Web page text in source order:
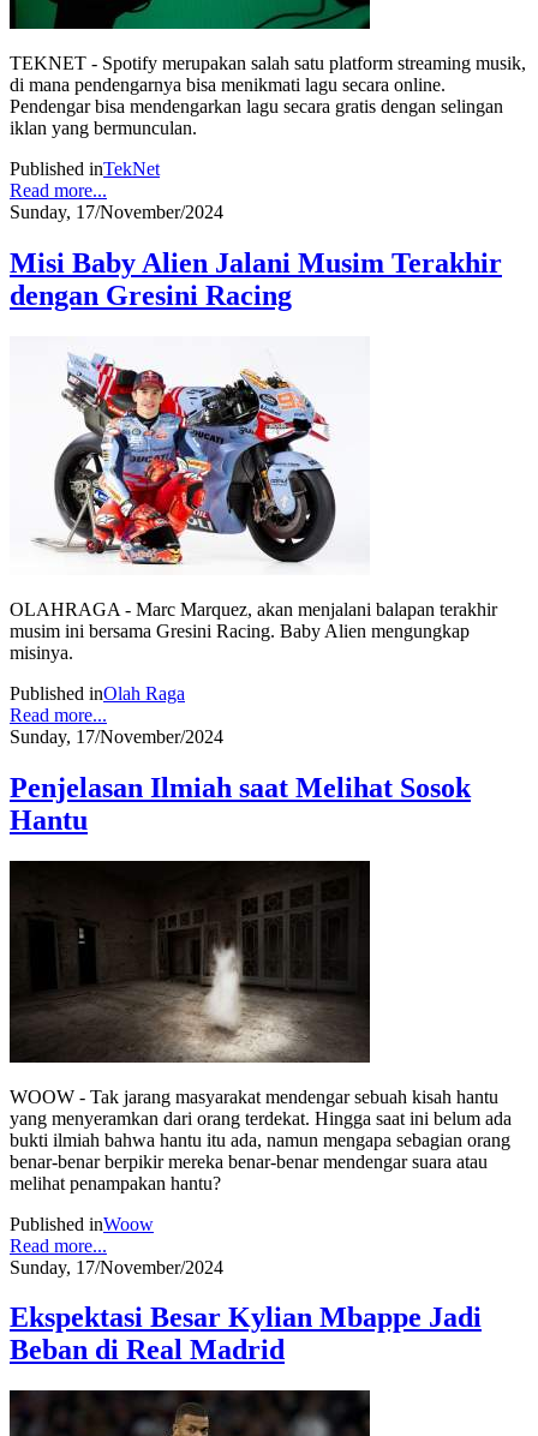
TEKNET - Spotify merupakan salah satu platform streaming musik,
di mana pendengarnya bisa menikmati lagu secara online.
Pendengar bisa mendengarkan lagu secara gratis dengan selingan
iklan yang bermunculan.
Published inTekNet
Read more...
Sunday, 17/November/2024
Misi Baby Alien Jalani Musim Terakhir
dengan Gresini Racing
OLAHRAGA - Marc Marquez, akan menjalani balapan terakhir
musim ini bersama Gresini Racing. Baby Alien mengungkap
misinya.
Published inOlah Raga
Read more...
Sunday, 17/November/2024
Penjelasan Ilmiah saat Melihat Sosok
Hantu
WOOW - Tak jarang masyarakat mendengar sebuah kisah hantu
yang menyeramkan dari orang terdekat. Hingga saat ini belum ada
bukti ilmiah bahwa hantu itu ada, namun mengapa sebagian orang
benar-benar berpikir mereka benar-benar mendengar suara atau
melihat penampakan hantu?
Published inWoow
Read more...
Sunday, 17/November/2024
Ekspektasi Besar Kylian Mbappe Jadi
Beban di Real Madrid